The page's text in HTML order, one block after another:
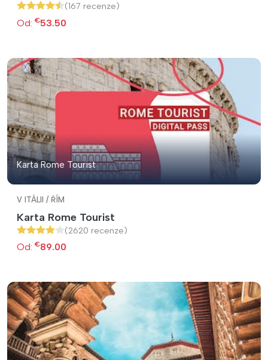
(167 recenze)
Od: €53.50
Karta Rome Tourist
V ITÁLII / ŘÍM
Karta Rome Tourist
(2620 recenze)
Od: €89.00